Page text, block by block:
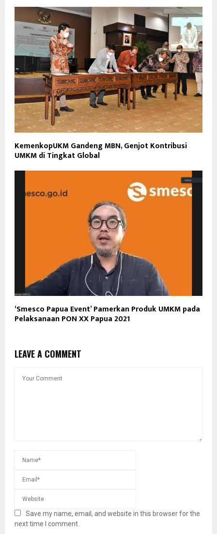
KemenkopUKM Gandeng MBN, Genjot Kontribusi
UMKM di Tingkat Global
‘Smesco Papua Event’ Pamerkan Produk UMKM pada
Pelaksanaan PON XX Papua 2021
LEAVE A COMMENT
Save my name, email, and website in this browser for the
next time I comment.